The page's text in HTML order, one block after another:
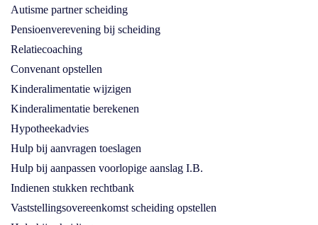
Autisme partner scheiding
Pensioenverevening bij scheiding
Relatiecoaching
Convenant opstellen
Kinderalimentatie wijzigen
Kinderalimentatie berekenen
Hypotheekadvies
Hulp bij aanvragen toeslagen
Hulp bij aanpassen voorlopige aanslag I.B.
Indienen stukken rechtbank
Vaststellingsovereenkomst scheiding opstellen